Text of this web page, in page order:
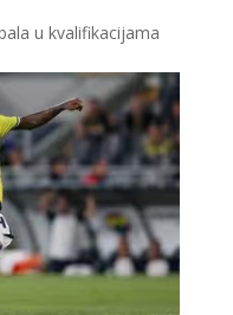
u kvalifikacijama